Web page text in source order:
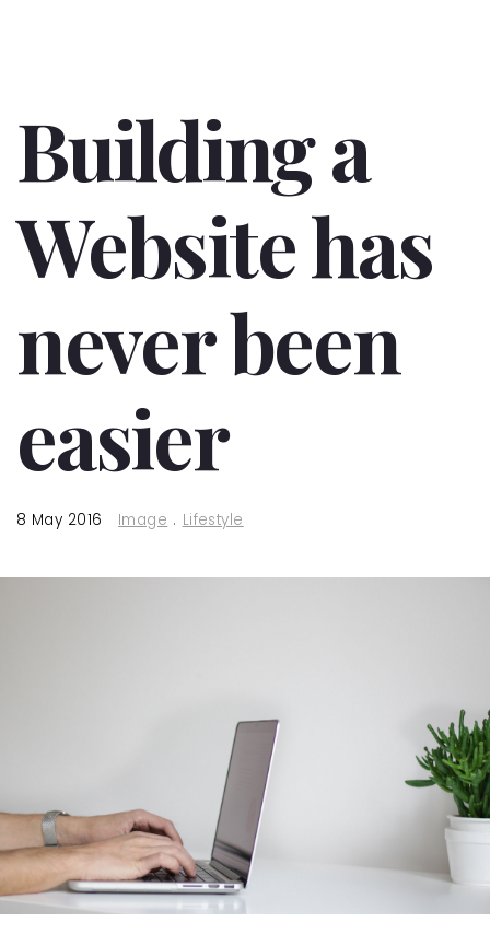
Building a
Website has
never been
easier
8 May 2016 Image . Lifestyle